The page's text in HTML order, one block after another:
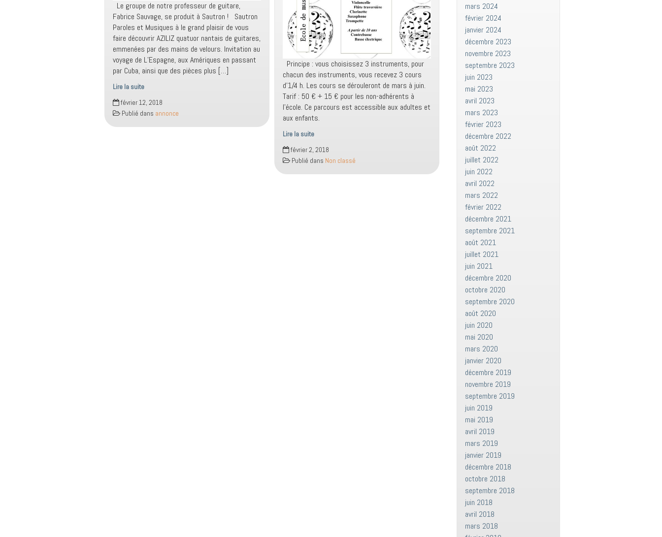
Le groupe de notre professeur de guitare,
Fabrice Sauvage, se produit à Sautron ! Sautron
Paroles et Musiques à le grand plaisir de vous
faire découvrir AZILIZ quatuor nantais de guitares,
emmenées par des mains de velours. Invitation au
voyage de L’Espagne, aux Amériques en passant
par Cuba, ainsi que des pièces plus […]
Lire la suite
Concert
de
Fabrice
Sauvage
février 12, 2018
Publié dans annonce
Principe : vous choisissez 3 instruments, pour
chacun des instruments, vous recevez 3 cours
d’1/4 h. Les cours se dérouleront de mars à juin.
Tarif : 50 € + 15 € pour les non-adhérents à
l’école. Ce parcours est accessible aux adultes et
aux enfants.
Lire la suite
Parcours
découverte
3
instruments
février 2, 2018
Publié dans Non classé
mars 2024
février 2024
janvier 2024
décembre 2023
novembre 2023
septembre 2023
juin 2023
mai 2023
avril 2023
mars 2023
février 2023
décembre 2022
août 2022
juillet 2022
juin 2022
avril 2022
mars 2022
février 2022
décembre 2021
septembre 2021
août 2021
juillet 2021
juin 2021
décembre 2020
octobre 2020
septembre 2020
août 2020
juin 2020
mai 2020
mars 2020
janvier 2020
décembre 2019
novembre 2019
septembre 2019
juin 2019
mai 2019
avril 2019
mars 2019
janvier 2019
décembre 2018
octobre 2018
septembre 2018
juin 2018
avril 2018
mars 2018